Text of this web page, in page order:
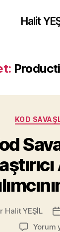
Halit
KOD
Halit YEŞİL
Yorum